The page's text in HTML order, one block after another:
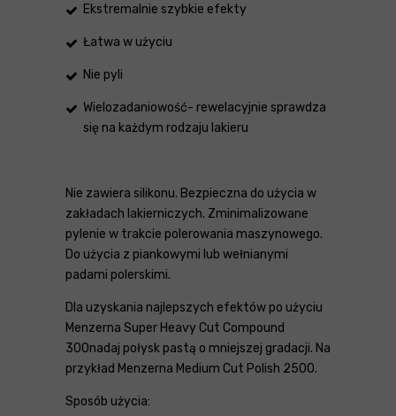
Ekstremalnie szybkie efekty
Łatwa w użyciu
Nie pyli
Wielozadaniowość- rewelacyjnie sprawdza
się na każdym rodzaju lakieru
Nie zawiera silikonu. Bezpieczna do użycia w
zakładach lakierniczych. Zminimalizowane
pylenie w trakcie polerowania maszynowego.
Do użycia z piankowymi lub wełnianymi
padami polerskimi.
Dla uzyskania najlepszych efektów po użyciu
Menzerna Super Heavy Cut Compound
300nadaj połysk pastą o mniejszej gradacji. Na
przykład Menzerna Medium Cut Polish 2500.
Sposób użycia: